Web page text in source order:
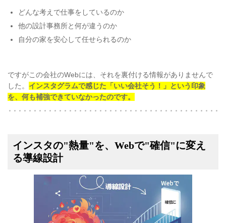
どんな考えで仕事をしているのか
他の設計事務所と何が違うのか
自分の家を安心して任せられるのか
ですがこの会社のWebには、それを裏付ける情報がありませんで
した。 インスタグラムで感じた「いい会社そう！」という印象
を、何も補強できていなかったのです。
インスタの"熱量"を、Webで"確信"に変え
る導線設計